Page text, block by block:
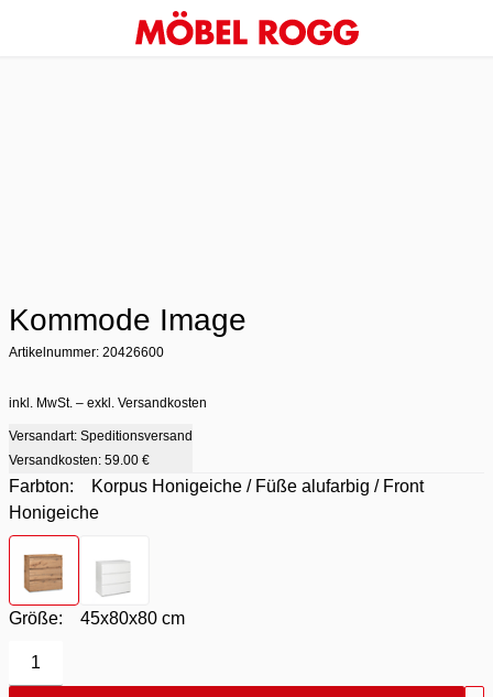
Kommode Image
Artikelnummer: 20426600
inkl. MwSt. – exkl. Versandkosten
Versandart: Speditionsversand
Versandkosten: 59.00 €
Farbton:
Korpus Honigeiche / Füße alufarbig / Front
Honigeiche
Größe: 45x80x80 cm
1